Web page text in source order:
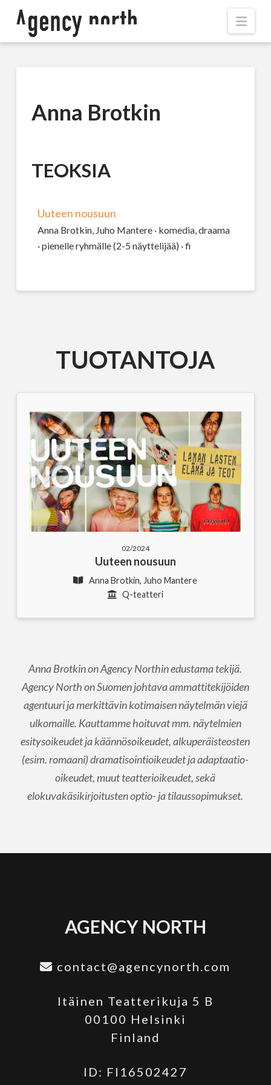
Anna Brotkin
TEOKSIA
Uuteen nousuun
Anna Brotkin, Juho Mantere · komedia, draama
· pienelle ryhmälle (2-5 näyttelijää) · fi
TUOTANTOJA
02/2024
Uuteen nousuun
Anna Brotkin, Juho Mantere
Q-teatteri
Anna Brotkin on Agency Northin edustama tekijä.
Agency North on Suomen johtava ammattitekijöiden
agentuuri ja merkittävin kotimaisen näytelmän viejä
ulkomaille. Kauttamme hoituvat mm. näytelmien
esitysoikeudet ja käännösoikeudet, alkuperäisteosten
(esim. romaani) dramatisointioikeudet ja adaptaatio-
oikeudet, muut teatterioikeudet, sekä
elokuvakäsikirjoitusten optio- ja tilaussopimukset.
AGENCY NORTH
contact@agencynorth.com
Itäinen Teatterikuja 5 B
00100 Helsinki
Finland
ID: FI16502427